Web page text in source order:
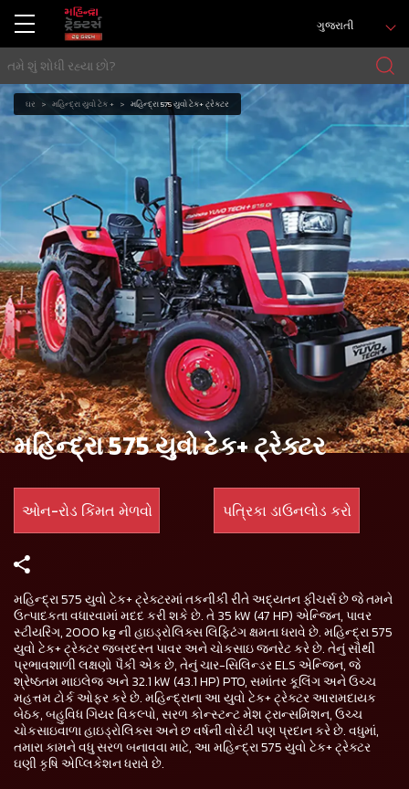
ગુજરાતી
ઘર મહિન્દ્રા યુવો ટેક + મહિન્દ્રા 575 યુવો ટેક+ ટ્રેક્ટર
મહિન્દ્રા 575 યુવો ટેક+ ટ્રેક્ટર
ઓન-રોડ કિંમત મેળવો પત્રિકા ડાઉનલોડ કરો
મહિન્દ્રા 575 યુવો ટેક+ ટ્રેક્ટરમાં તકનીકી રીતે અદ્યતન ફીચર્સ છે જે તમને
ઉત્પાદકતા વધારવામાં મદદ કરી શકે છે. તે 35 kW (47 HP) એન્જિન, પાવર
સ્ટીયરિંગ, 2000 kg ની હાઇડ્રોલિક્સ લિફ્ટિંગ ક્ષમતા ધરાવે છે. મહિન્દ્રા 575
યુવો ટેક+ ટ્રેક્ટર જબરદસ્ત પાવર અને ચોકસાઇ જનરેટ કરે છે. તેનું સૌથી
પ્રભાવશાળી લક્ષણો પૈકી એક છે, તેનું ચાર-સિલિન્ડર ELS એન્જિન, જે
શ્રેષ્ઠતમ માઇલેજ અને 32.1 kW (43.1 HP) PTO, સમાંતર કૂલિંગ અને ઉચ્ચ
મહત્તમ ટોર્ક ઓફર કરે છે. મહિન્દ્રાના આ યુવો ટેક+ ટ્રેક્ટર આરામદાયક
બેઠક, બહુવિધ ગિયર વિકલ્પો, સરળ કોન્સ્ટન્ટ મેશ ટ્રાન્સમિશન, ઉચ્ચ
ચોકસાઇવાળા હાઇડ્રોલિક્સ અને છ વર્ષની વોરંટી પણ પ્રદાન કરે છે. વધુમાં,
તમારા કામને વધુ સરળ બનાવવા માટે, આ મહિન્દ્રા 575 યુવો ટેક+ ટ્રેક્ટર
ઘણી કૃષિ એપ્લિકેશન ધરાવે છે.